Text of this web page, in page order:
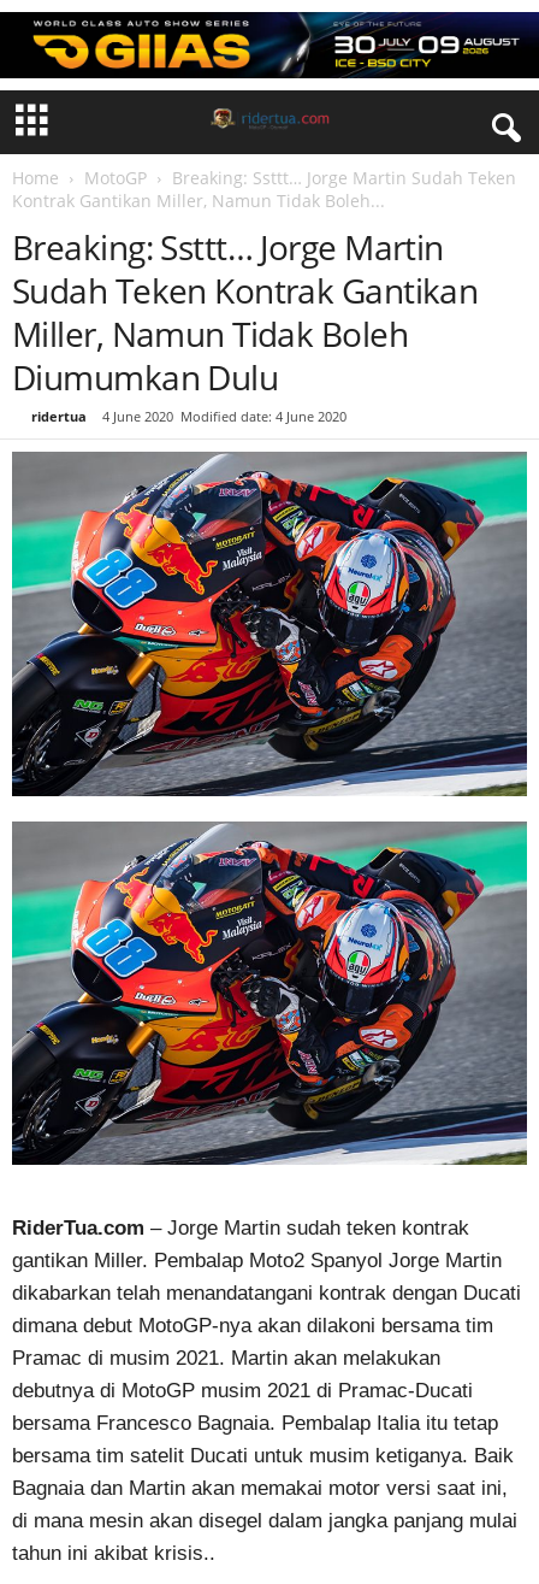
Home MotoGP
Breaking: Ssttt… Jorge Martin Sudah Teken
Kontrak Gantikan Miller, Namun Tidak Boleh...
Breaking: Ssttt… Jorge Martin
Sudah Teken Kontrak Gantikan
Miller, Namun Tidak Boleh
Diumumkan Dulu
ridertua 4 June 2020 Modified date: 4 June 2020
RiderTua.com – Jorge Martin sudah teken kontrak
gantikan Miller. Pembalap Moto2 Spanyol Jorge Martin
dikabarkan telah menandatangani kontrak dengan Ducati
dimana debut MotoGP-nya akan dilakoni bersama tim
Pramac di musim 2021. Martin akan melakukan
debutnya di MotoGP musim 2021 di Pramac-Ducati
bersama Francesco Bagnaia. Pembalap Italia itu tetap
bersama tim satelit Ducati untuk musim ketiganya. Baik
Bagnaia dan Martin akan memakai motor versi saat ini,
di mana mesin akan disegel dalam jangka panjang mulai
tahun ini akibat krisis..